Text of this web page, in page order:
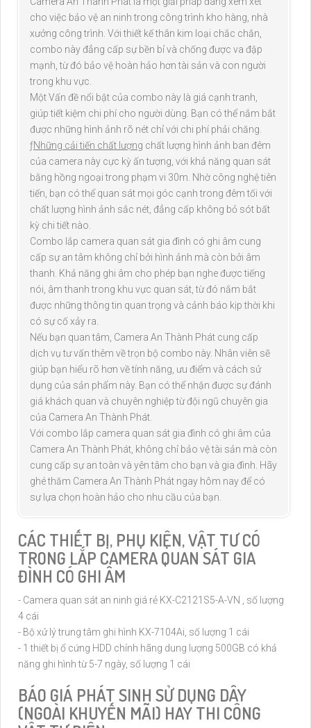
cho việc bảo vệ an ninh trong công trình kho hàng, nhà
xưởng công trình. Với thiết kế thân kim loại chắc chắn,
combo này đẳng cấp sự bền bỉ và chống được va đập
mạnh, từ đó bảo vệ hoàn hảo hơn tài sản và con người
trong khu vực.
Một Vấn đề nổi bật của combo này là giá cạnh tranh,
giúp tiết kiệm chi phí cho người dùng. Bạn có thể nắm bắt
được những hình ảnh rõ nét chỉ với chi phí phải chăng.
ƒNhững cải tiến chất lượng chất lượng hình ảnh ban đêm
của camera này cực kỳ ấn tượng, với khả năng quan sát
bằng hồng ngoại trong phạm vi 30m. Nhờ công nghệ tiên
tiến, bạn có thể quan sát mọi góc cạnh trong đêm tối với
chất lượng hình ảnh sắc nét, đẳng cấp không bỏ sót bất
kỳ chi tiết nào.
Combo lắp camera quan sát gia đình có ghi âm cung
cấp sự an tâm không chỉ bởi hình ảnh mà còn bởi âm
thanh. Khả năng ghi âm cho phép bạn nghe được tiếng
nói, âm thanh trong khu vực quan sát, từ đó nắm bắt
được những thông tin quan trọng và cảnh báo kịp thời khi
có sự cố xảy ra.
Nếu bạn quan tâm, Camera An Thành Phát cung cấp
dịch vụ tư vấn thêm về trọn bộ combo này. Nhân viên sẽ
giúp bạn hiểu rõ hơn về tính năng, ưu điểm và cách sử
dụng của sản phẩm này. Bạn có thể nhận được sự đánh
giá khách quan và chuyên nghiệp từ đội ngũ chuyên gia
của Camera An Thành Phát.
Với combo lắp camera quan sát gia đình có ghi âm của
Camera An Thành Phát, không chỉ bảo vệ tài sản mà còn
cung cấp sự an toàn và yên tâm cho bạn và gia đình. Hãy
ghé thăm Camera An Thành Phát ngay hôm nay để có
sự lựa chọn hoàn hảo cho nhu cầu của bạn.
CÁC THIẾT BỊ, PHỤ KIỆN, VẬT TƯ CÓ
TRONG LẮP CAMERA QUAN SÁT GIA
ĐÌNH CÓ GHI ÂM
- Camera quan sát an ninh giá rẻ KX-C2121S5-A-VN , số lượng
4 cái
- Bộ xử lý trung tâm ghi hình KX-7104Ai, số lượng 1 cái
- 1 thiết bị ổ cứng HDD chính hãng dung lượng 500GB có khả
năng ghi hình từ 5-7 ngày, số lượng 1 cái
BÁO GIÁ PHÁT SINH SỬ DỤNG DÂY
(NGOÀI KHUYẾN MÃI) HAY THI CÔNG